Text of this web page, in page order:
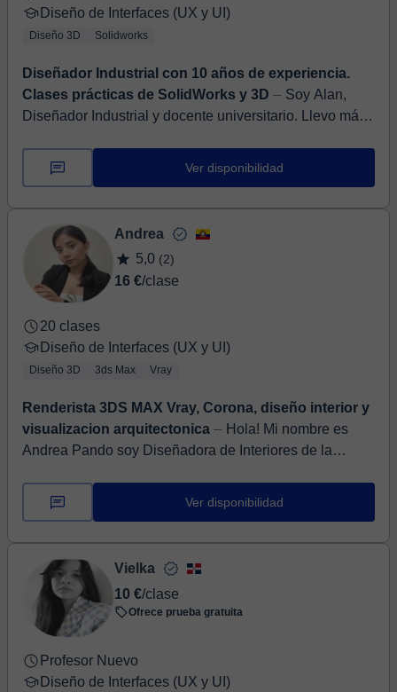
Diseño de Interfaces (UX y UI)
Diseño 3D Solidworks
Diseñador Industrial con 10 años de experiencia.
Clases prácticas de SolidWorks y 3D ⏤ Soy Alan,
Diseñador Industrial y docente universitario. Llevo más
trabajando en el desarrollo de pro...
Ver disponibilidad
Andrea
5,0 (2)
16 €/clase
20 clases
Diseño de Interfaces (UX y UI)
Diseño 3D 3ds Max Vray
Renderista 3DS MAX Vray, Corona, diseño interior y
visualizacion arquitectonica ⏤ Hola! Mi nombre es
Andrea Pando soy Diseñadora de Interiores de la
en este mundo de 3dmax, autoc...
Ver disponibilidad
Vielka
10 €/clase
Ofrece prueba gratuita
Profesor Nuevo
Diseño de Interfaces (UX y UI)